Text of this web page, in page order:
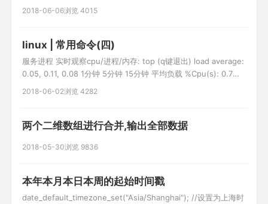
['name'];//文件名 $tmpName = $_FILES['file']['tmp_name'];//
2018-06-06浏览 4015
linux | 常用命令(四)
服务进程 实时观察cpu/进程/内存: top (q键退出) load average:
0.05, 0.11, 0.08 1分钟 5分钟 15分钟 平均负载 %Cpu(s): 0.7
us, 1.4 sy, 0.0 ni, 97.8 id, 0.0 wa, 0.0 hi, 0.0 si, 0.0 st 空闲率
2018-06-02浏览 4282
两个二维数组进行合并,输出全部数据
2018-05-30浏览 9836
本年本月本日本周的起始时间戳
date_default_timezone_set("Asia/Shanghai"); //设置为上海时